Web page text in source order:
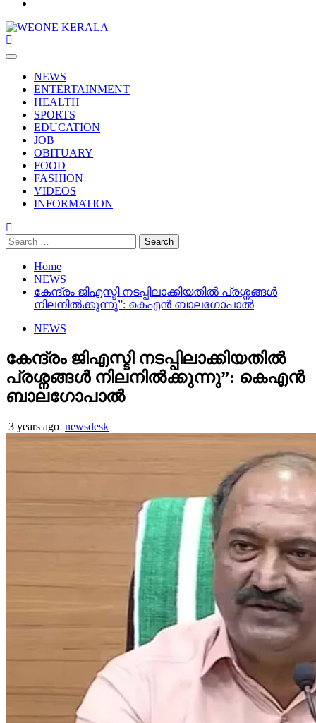
Primary
NEWS
ENTERTAINMENT
HEALTH
SPORTS
EDUCATION
JOB
OBITUARY
FOOD
FASHION
VIDEOS
INFORMATION
Search
for:
Home
NEWS
കേന്ദ്രം ജിഎസ്ടി നടപ്പിലാക്കിയതിൽ പ്രശ്നങ്ങൾ
നിലനിൽക്കുന്നു”: കെഎൻ ബാലഗോപാൽ
NEWS
കേന്ദ്രം ജിഎസ്ടി നടപ്പിലാക്കിയതിൽ
പ്രശ്നങ്ങൾ നിലനിൽക്കുന്നു”: കെഎൻ
ബാലഗോപാൽ
3 years ago newsdesk